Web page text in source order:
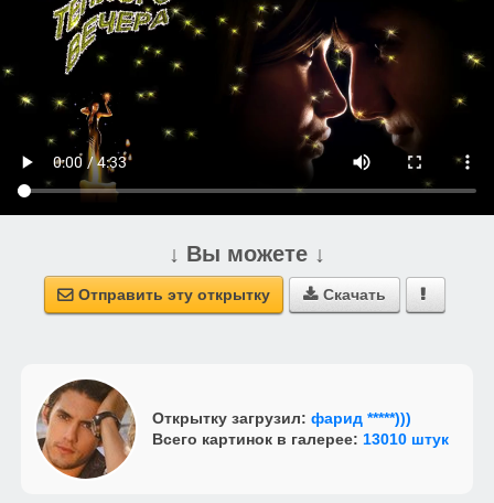
↓ Вы можете ↓
 Отправить эту открытку  Скачать 
Открытку загрузил: фарид *****)))
Всего картинок в галерее: 13010 штук